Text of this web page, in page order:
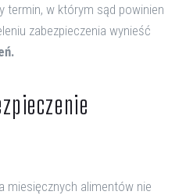
termin, w którym sąd powinien
zabezpieczenia wynieść
miesięcznych alimentów nie